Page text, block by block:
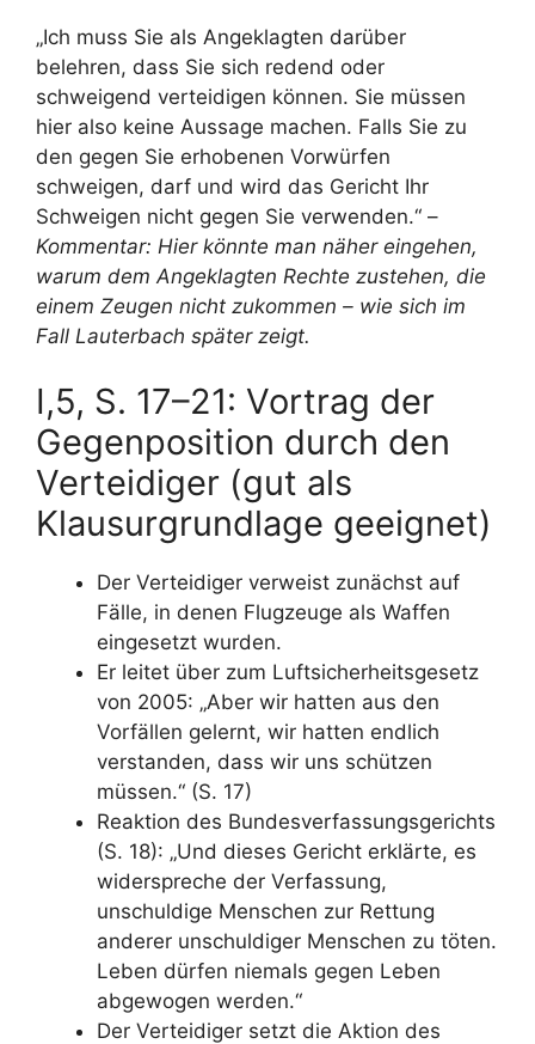
„Ich muss Sie als Angeklagten darüber
belehren, dass Sie sich redend oder
schweigend verteidigen können. Sie müssen
hier also keine Aussage machen. Falls Sie zu
den gegen Sie erhobenen Vorwürfen
schweigen, darf und wird das Gericht Ihr
Schweigen nicht gegen Sie verwenden.“ –
Kommentar: Hier könnte man näher eingehen,
warum dem Angeklagten Rechte zustehen, die
einem Zeugen nicht zukommen – wie sich im
Fall Lauterbach später zeigt.
I,5, S. 17–21: Vortrag der
Gegenposition durch den
Verteidiger (gut als
Klausurgrundlage geeignet)
Der Verteidiger verweist zunächst auf
Fälle, in denen Flugzeuge als Waffen
eingesetzt wurden.
Er leitet über zum Luftsicherheitsgesetz
von 2005: „Aber wir hatten aus den
Vorfällen gelernt, wir hatten endlich
verstanden, dass wir uns schützen
müssen.“ (S. 17)
Reaktion des Bundesverfassungsgerichts
(S. 18): „Und dieses Gericht erklärte, es
widerspreche der Verfassung,
unschuldige Menschen zur Rettung
anderer unschuldiger Menschen zu töten.
Leben dürfen niemals gegen Leben
abgewogen werden.“
Der Verteidiger setzt die Aktion des